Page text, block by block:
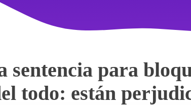
sentencia para
todo: están